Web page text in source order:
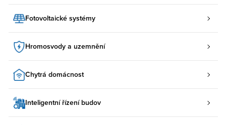
Fotovoltaické systémy
Hromosvody a uzemnění
Chytrá domácnost
Inteligentní řízení budov